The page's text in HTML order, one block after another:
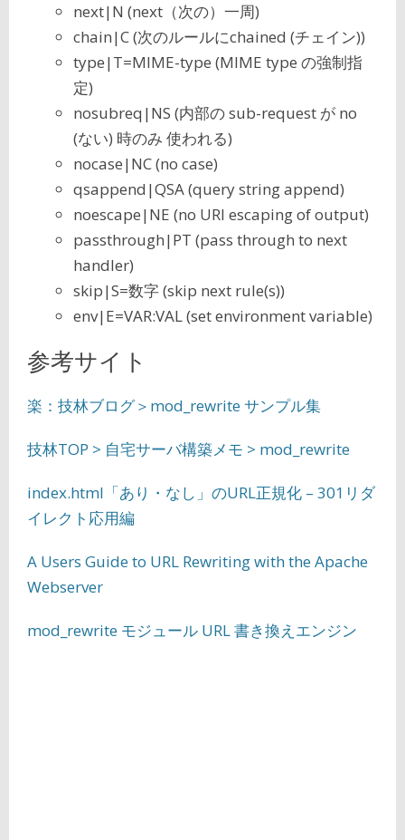
next|N (next（次の）一周)
chain|C (次のルールにchained (チェイン))
type|T=MIME-type (MIME type の強制指
定)
nosubreq|NS (内部の sub-request が no
(ない) 時のみ 使われる)
nocase|NC (no case)
qsappend|QSA (query string append)
noescape|NE (no URI escaping of output)
passthrough|PT (pass through to next
handler)
skip|S=数字 (skip next rule(s))
env|E=VAR:VAL (set environment variable)
参考サイト
楽：技林ブログ＞mod_rewrite サンプル集
技林TOP > 自宅サーバ構築メモ > mod_rewrite
index.html「あり・なし」のURL正規化 – 301リダ
イレクト応用編
A Users Guide to URL Rewriting with the Apache
Webserver
mod_rewrite モジュール URL 書き換えエンジン